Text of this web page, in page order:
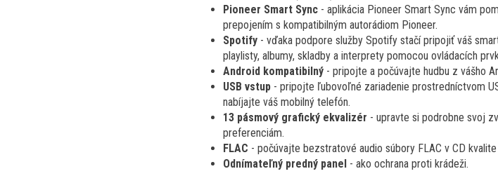
Pioneer Smart Sync - aplikácia Pioneer Smart Sync vám
prepojením s kompatibilným autorádiom Pioneer.
Spotify - vďaka podpore služby Spotify stačí pripojiť váš
playlisty, albumy, skladby a interprety pomocou ovládacích
Android kompatibilný - pripojte a počúvajte hudbu z vášho
USB vstup - pripojte ľubovoľné zariadenie prostredníctvom
nabíjajte váš mobilný telefón.
13 pásmový grafický ekvalizér - upravte si podrobne svoj
preferenciám.
FLAC - počúvajte bezstratové audio súbory FLAC v CD
Odnímateľný predný panel - ako ochrana proti krádeži.